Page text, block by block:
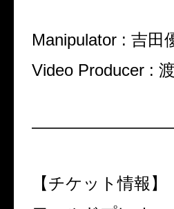
Manipulator : 吉田
Video Producer :
【チケット情報】